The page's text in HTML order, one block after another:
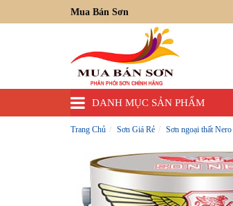
Mua Bán Sơn
DANH MỤC SẢN PHẨM
Trang Chủ Sơn Giá Rẻ Sơn ngoại thất